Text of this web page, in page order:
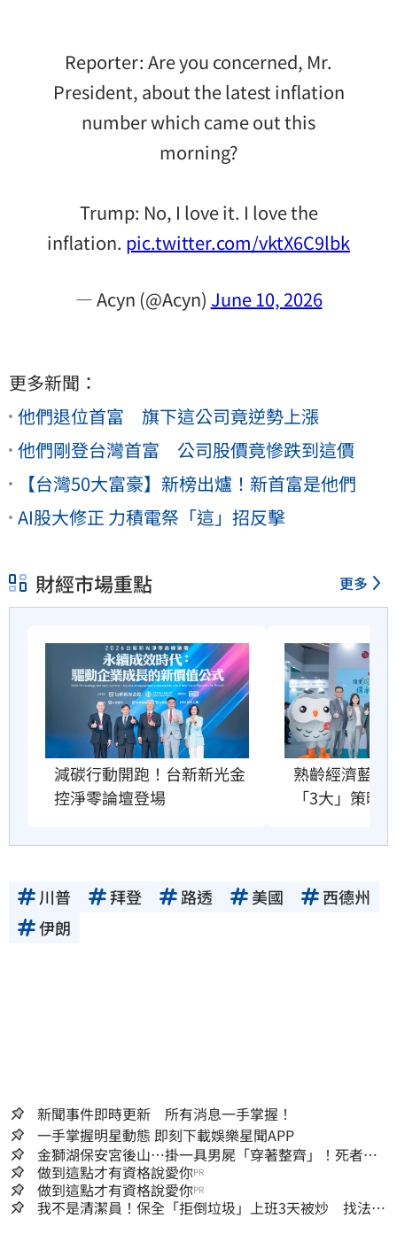
Reporter: Are you concerned, Mr.
President, about the latest inflation
number which came out this
morning?
Trump: No, I love it. I love the
inflation. pic.twitter.com/vktX6C9lbk
— Acyn (@Acyn) June 10, 2026
更多新聞：
他們退位首富 旗下這公司竟逆勢上漲
他們剛登台灣首富 公司股價竟慘跌到這價
【台灣50大富豪】新榜出爐！新首富是他們
AI股大修正 力積電祭「這」招反擊
財經市場重點 更多
減碳行動開跑！台新新光金
控淨零論壇登場
熟齡經濟藍海
「3大」策略
川普 拜登 路透 美國
西德州
伊朗
新聞事件即時更新 所有消息一手掌握！
一手掌握明星動態 即刻下載娛樂星聞APP
金獅湖保安宮後山…掛一具男屍「穿著整齊」！死者身
份曝
做到這點才有資格說愛你PR
做到這點才有資格說愛你PR
我不是清潔員！保全「拒倒垃圾」上班3天被炒 找法院